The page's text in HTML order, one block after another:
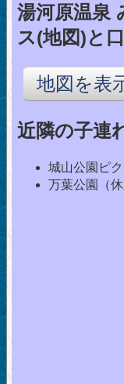
湯河原温泉
ス(地図)と
地図を表
近隣の子連
城山公園ピ
万葉公園（休